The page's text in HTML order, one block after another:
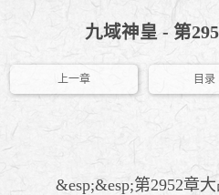
九域神皇 - 第
上一章 目录
&esp;&esp;第2952章